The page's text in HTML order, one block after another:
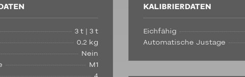
3 t | 3 t
0,2 kg
Nein
M1
KALIBRIERDATEN
Eichfähig
Automatische Justage